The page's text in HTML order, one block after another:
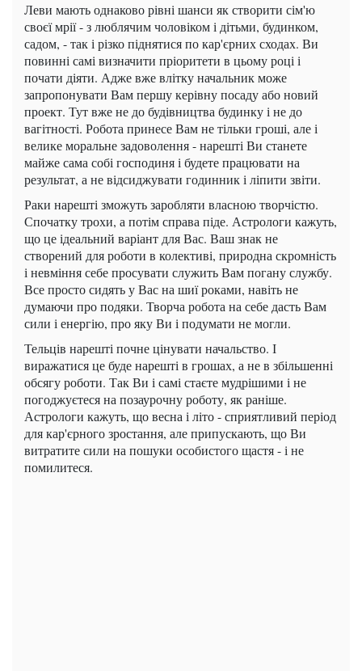
Леви мають однаково рівні шанси як створити сім'ю
своєї мрії - з люблячим чоловіком і дітьми, будинком,
садом, - так і різко піднятися по кар'єрних сходах. Ви
повинні самі визначити пріоритети в цьому році і
почати діяти. Адже вже влітку начальник може
запропонувати Вам першу керівну посаду або новий
проект. Тут вже не до будівництва будинку і не до
вагітності. Робота принесе Вам не тільки гроші, але і
велике моральне задоволення - нарешті Ви станете
майже сама собі господиня і будете працювати на
результат, а не відсиджувати годинник і ліпити звіти.
Раки нарешті зможуть заробляти власною творчістю.
Спочатку трохи, а потім справа піде. Астрологи кажуть,
що це ідеальний варіант для Вас. Ваш знак не
створений для роботи в колективі, природна скромність
і невміння себе просувати служить Вам погану службу.
Все просто сидять у Вас на шиї роками, навіть не
думаючи про подяки. Творча робота на себе дасть Вам
сили і енергію, про яку Ви і подумати не могли.
Тельців нарешті почне цінувати начальство. І
виражатися це буде нарешті в грошах, а не в збільшенні
обсягу роботи. Так Ви і самі стаєте мудрішими і не
погоджуєтеся на позаурочну роботу, як раніше.
Астрологи кажуть, що весна і літо - сприятливий період
для кар'єрного зростання, але припускають, що Ви
витратите сили на пошуки особистого щастя - і не
помилитеся.